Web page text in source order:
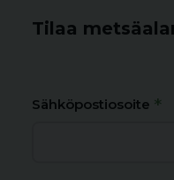
Tilaa
Sähköpostiosoite *